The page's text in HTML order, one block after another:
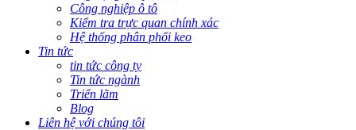
Công nghiệp ô tô
Kiểm tra trực quan chính xác
Hệ thống phân phối keo
Tin tức
tin tức công ty
Tin tức ngành
Triển lãm
Blog
Liên hệ với chúng tôi